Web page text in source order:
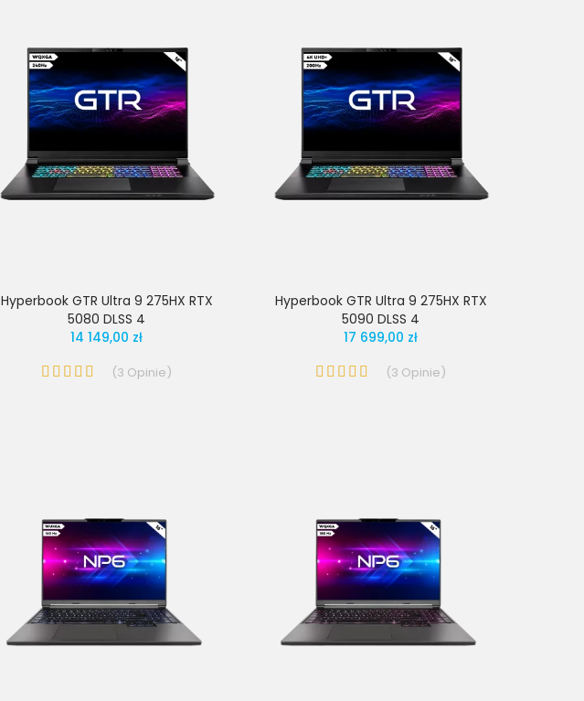
Hyperbook GTR Ultra 9 275HX RTX
5080 DLSS 4
14 149,00 zł
(3 Opinie)
Hyperbook GTR Ultra 9 275HX RTX
5090 DLSS 4
17 699,00 zł
(3 Opinie)